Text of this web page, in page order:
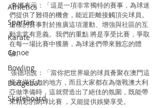
Athletics
Spartan
Karate
Canoe
Bowling
Dodgeball
Skateboard
李娜表示：「這是一項非常獨特的賽事，為球迷
們提供了難得的機會，能近距離接觸頂尖球員。
這樣的賽事對於推廣這項運動、增強與社區的互
動非常有意義。我們的重點 將是享受比賽，爭取
在每一場比賽中獲勝，為球迷們帶來難忘的體
驗。
張德培說：「當你把世界級的球員薈聚在澳門這
樣充滿活力的地方，而且大家都在為徵戰澳大利
亞做準備時，這就營造出了絕佳的氛圍，既能帶
來精彩的網球比賽 ，又能提供娛樂享受。